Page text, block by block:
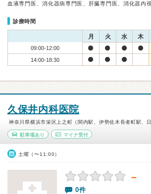
血液専門医、消化器病専門医、肝臓専門医、消化器内
診療時間
月 火 水 木
09:00-12:00
14:00-18:30
久保井内科医院
神奈川県横浜市栄区上之町（関内駅、伊勢佐木長者町駅、
駐車場あり マイナ受付
土曜（〜11:00）
－
0件